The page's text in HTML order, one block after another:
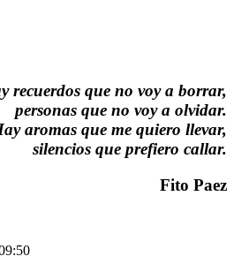
recuerdos que no voy a borrar,
personas que no voy a olvidar.
aromas que me quiero llevar,
silencios que prefiero callar.
Fito Paez